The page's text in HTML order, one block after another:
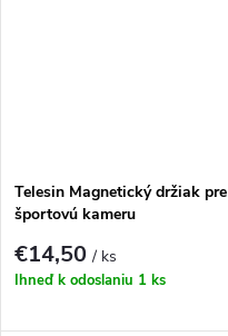
Telesin Magnetický držiak pre
športovú kameru
€14,50/ ks
Ihneď k odoslaniu 1 ks